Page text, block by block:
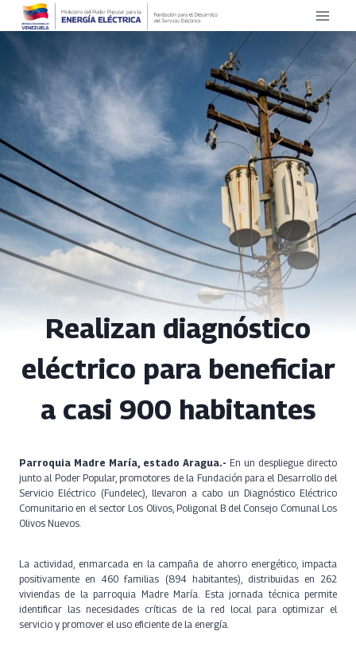
Saltar
contenido
Realizan diagnóstico
eléctrico para beneficiar
a casi 900 habitantes
Parroquia Madre María, estado Aragua.- En un despliegue directo
junto al Poder Popular, promotores de la Fundación para el Desarrollo del
Servicio Eléctrico (Fundelec), llevaron a cabo un Diagnóstico Eléctrico
Comunitario en el sector Los Olivos, Poligonal B del Consejo Comunal Los
Olivos Nuevos.
La actividad, enmarcada en la campaña de ahorro energético, impacta
positivamente en 460 familias (894 habitantes), distribuidas en 262
viviendas de la parroquia Madre María. Esta jornada técnica permite
identificar las necesidades críticas de la red local para optimizar el
servicio y promover el uso eficiente de la energía.